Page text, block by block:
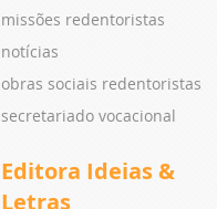
missões redentoristas
notícias
obras sociais redentoristas
secretariado vocacional
Editora Ideias &
Letras